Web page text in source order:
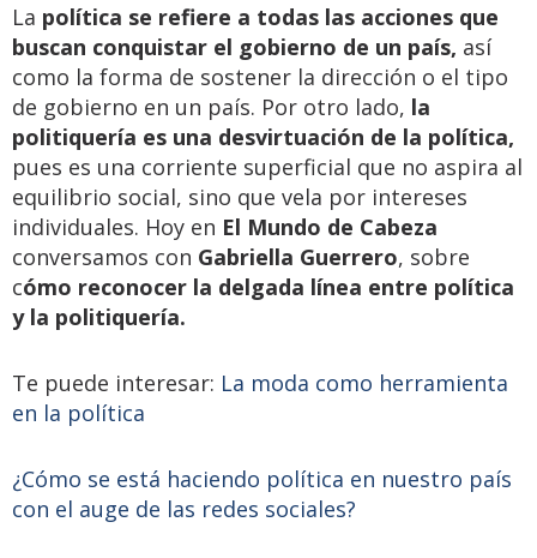
La política se refiere a todas las acciones que
buscan conquistar el gobierno de un país, así
como la forma de sostener la dirección o el tipo
de gobierno en un país. Por otro lado, la
politiquería es una desvirtuación de la política,
pues es una corriente superficial que no aspira al
equilibrio social, sino que vela por intereses
individuales. Hoy en El Mundo de Cabeza
conversamos con Gabriella Guerrero, sobre
cómo reconocer la delgada línea entre política
y la politiquería.
Te puede interesar: La moda como herramienta
en la política
¿Cómo se está haciendo política en nuestro país
con el auge de las redes sociales?